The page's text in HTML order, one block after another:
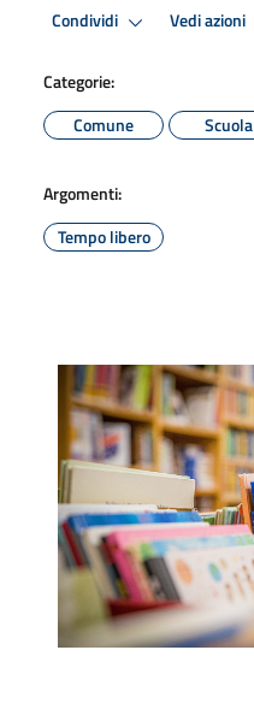
Condividi Vedi azioni
Categorie:
Comune
Scuola
Argomenti:
Tempo libero